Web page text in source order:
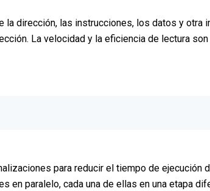
la dirección, las instrucciones, los datos y otra
La velocidad y la eficiencia de lectura
para reducir el tiempo de ejecución
paralelo, cada una de ellas en una etapa